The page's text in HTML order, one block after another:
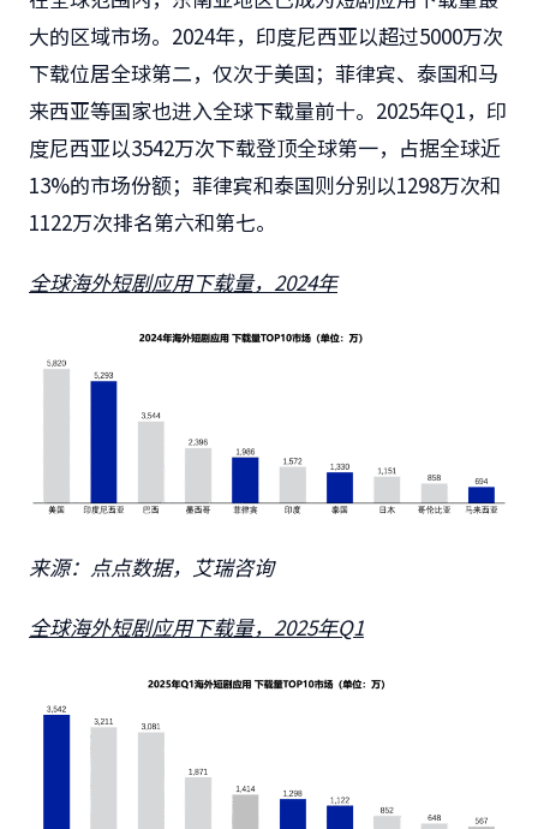
大的区域市场。2024年，印度尼西亚以超过5000万次
下载位居全球第二，仅次于美国；菲律宾、泰国和马
来西亚等国家也进入全球下载量前十。2025年Q1，印
度尼西亚以3542万次下载登顶全球第一，占据全球近
13%的市场份额；菲律宾和泰国则分别以1298万次和
1122万次排名第六和第七。
全球海外短剧应用下载量，2024年
来源：点点数据，艾瑞咨询
全球海外短剧应用下载量，2025年Q1